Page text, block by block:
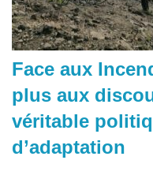
Face aux
plus aux
véritable
d’adaptation